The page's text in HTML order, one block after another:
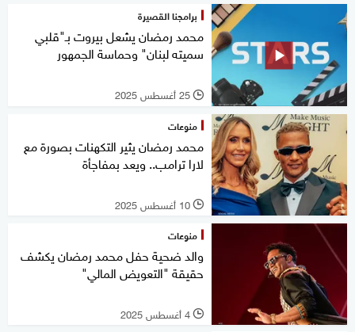
برامجنا القصيرة
محمد رمضان يشعل بيروت بـ"قلبي
سميته لبنان" وحماسة الجمهور
l 25 أغسطس 2025
منوعات
محمد رمضان يثير التكهنات بصورة مع
لارا ترامب.. ويعد بمفاجأة
l 10 أغسطس 2025
منوعات
والد ضحية حفل محمد رمضان يكشف
حقيقة "التعويض المالي"
l 4 أغسطس 2025